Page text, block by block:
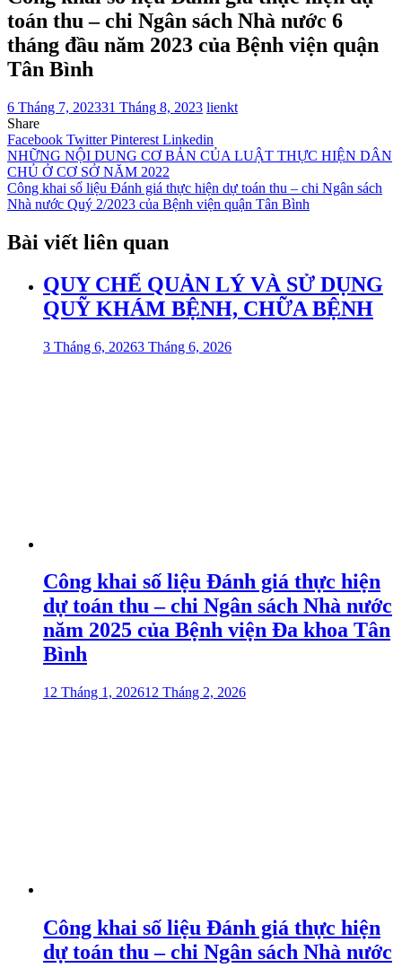
toán thu – chi Ngân sách Nhà nước 6
tháng đầu năm 2023 của Bệnh viện quận
Tân Bình
6 Tháng 7, 202331 Tháng 8, 2023 lienkt
Share
Facebook TwitterPinterest Linkedin
Điều
hướng
bài
viết
NHỮNG NỘI DUNG CƠ BẢN CỦA LUẬT THỰC HIỆN DÂN
CHỦ Ở CƠ SỞ NĂM 2022
Công khai số liệu Đánh giá thực hiện dự toán thu – chi Ngân sách
Nhà nước Quý 2/2023 của Bệnh viện quận Tân Bình
Bài viết liên quan
QUY CHẾ QUẢN LÝ VÀ SỬ DỤNG
QUỸ KHÁM BỆNH, CHỮA BỆNH
3 Tháng 6, 20263 Tháng 6, 2026
Công khai số liệu Đánh giá thực hiện
dự toán thu – chi Ngân sách Nhà nước
năm 2025 của Bệnh viện Đa khoa Tân
Bình
12 Tháng 1, 202612 Tháng 2, 2026
Công khai số liệu Đánh giá thực hiện
dự toán thu – chi Ngân sách Nhà nước